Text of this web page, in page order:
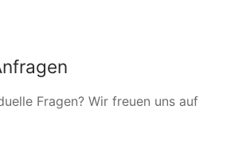
Fragen? Wir freuen uns auf